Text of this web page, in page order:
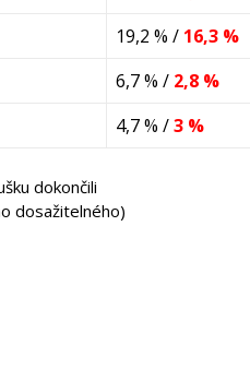
19,2 % / 16,3 %
6,7 % / 2,8 %
4,7 % /3 %
dokončili
dosažitelného)